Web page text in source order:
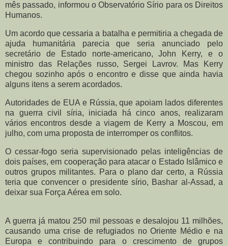
mês passado, informou o Observatório Sírio para os Direitos
Humanos.
Um acordo que cessaria a batalha e permitiria a chegada de
ajuda humanitária parecia que seria anunciado pelo
secretário de Estado norte-americano, John Kerry, e o
ministro das Relações russo, Sergei Lavrov. Mas Kerry
chegou sozinho após o encontro e disse que ainda havia
alguns itens a serem acordados.
Autoridades de EUA e Rússia, que apoiam lados diferentes
na guerra civil síria, iniciada há cinco anos, realizaram
vários encontros desde a viagem de Kerry a Moscou, em
julho, com uma proposta de interromper os conflitos.
O cessar-fogo seria supervisionado pelas inteligências de
dois países, em cooperação para atacar o Estado Islâmico e
outros grupos militantes. Para o plano dar certo, a Rússia
teria que convencer o presidente sírio, Bashar al-Assad, a
deixar sua Força Aérea em solo.
A guerra já matou 250 mil pessoas e desalojou 11 milhões,
causando uma crise de refugiados no Oriente Médio e na
Europa e contribuindo para o crescimento de grupos